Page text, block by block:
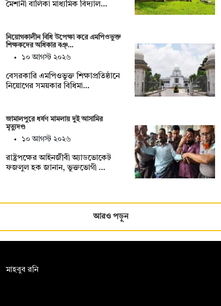
মৈশানী বালিকা মাধ্যমিক বিদ্যাল…
নিয়োগকালীন বিধি উপেক্ষা করে এমপিওভুক্ত
শিক্ষকদের অধিকার বঞ্…
১০ আগস্ট ২০২৬
বেসরকারি এমপিওভুক্ত শিক্ষাপ্রতিষ্ঠানে
নিয়োগের সময়কার বিধিমা…
জামালপুরে ধর্ষণ মামলায় দুই আসামির
মৃত্যুদণ্ড
১০ আগস্ট ২০২৬
রাষ্ট্রপক্ষের আইনজীবী অ্যাডভোকেট
ফজলুল হক জানান, ভুক্তভোগী …
আরও পড়ুন
মাহবুব রনি